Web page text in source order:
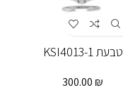
טבעת KSI4013-1
300.00 ₪